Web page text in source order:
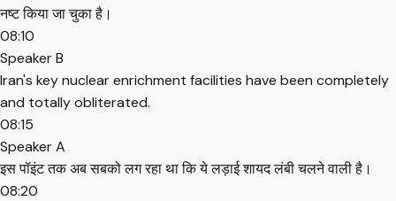
नष्ट किया जा चुका है।
08:10
Speaker B
Iran's key nuclear enrichment facilities have been completely
and totally obliterated.
08:15
Speaker A
इस पॉइंट तक अब सबको लग रहा था कि ये लड़ाई शायद लंबी चलने वाली है।
08:20